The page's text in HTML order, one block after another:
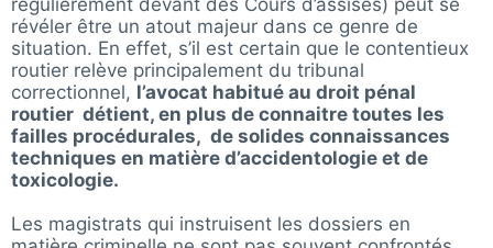
révéler être un atout majeur dans ce genre de
situation. En effet, s’il est certain que le contentieux
routier relève principalement du tribunal
correctionnel, l’avocat habitué au droit pénal
routier détient, en plus de connaitre toutes les
failles procédurales, de solides connaissances
techniques en matière d’accidentologie et de
toxicologie.
Les magistrats qui instruisent les dossiers en